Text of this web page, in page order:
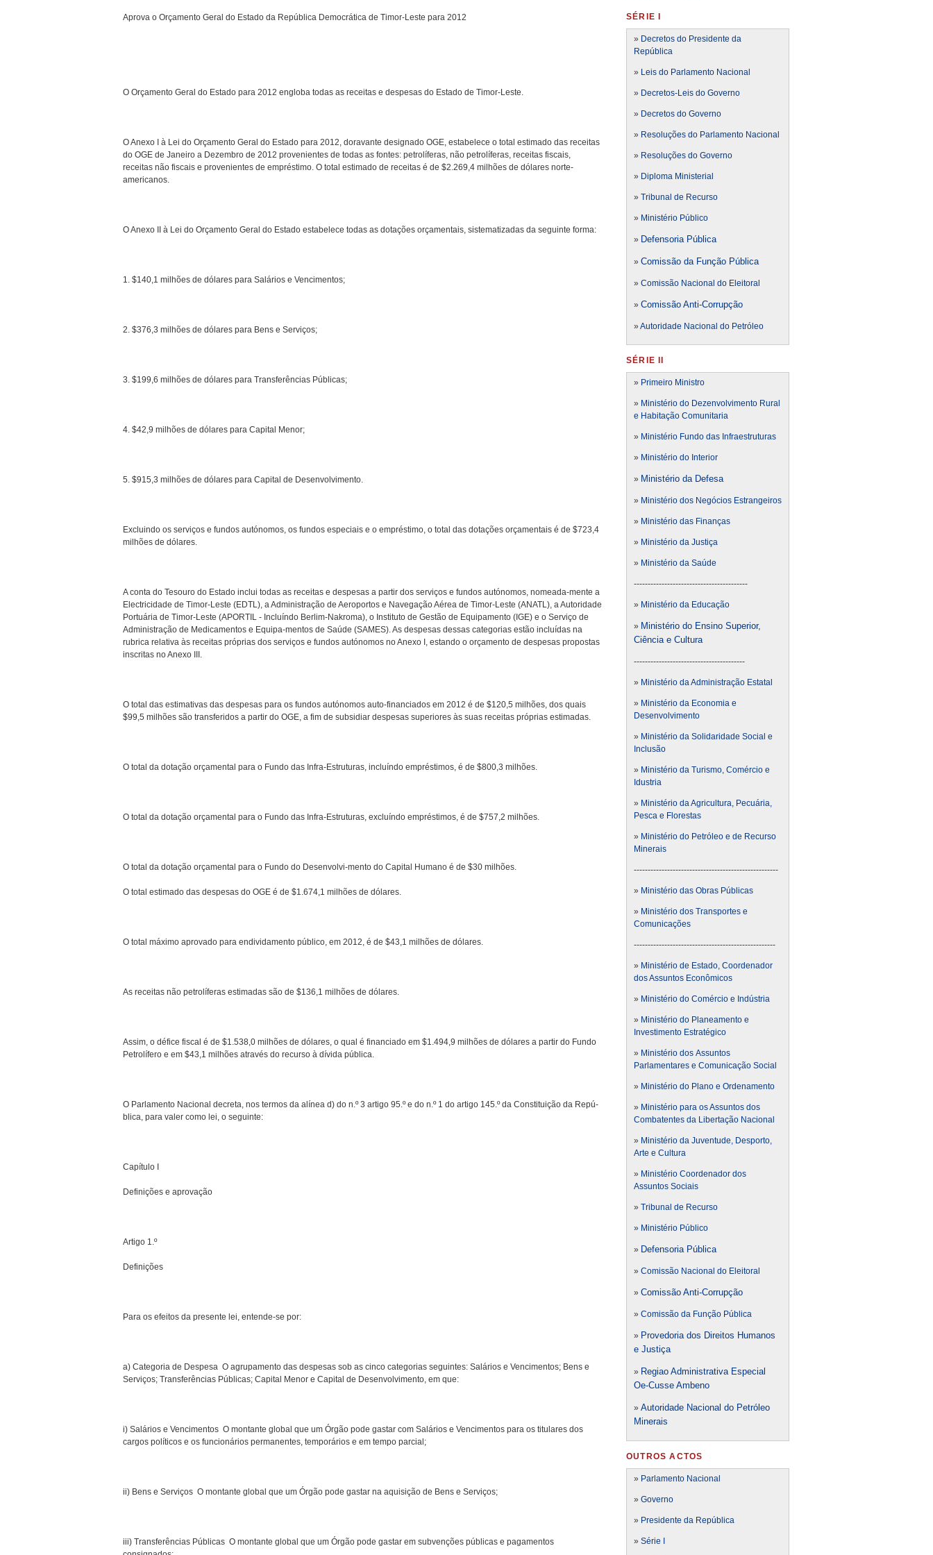
Aprova o Orçamento Geral do Estado da República Democrática de Timor-Leste para 2012
O Orçamento Geral do Estado para 2012 engloba todas as receitas e despesas do Estado de Timor-Leste.
O Anexo I à Lei do Orçamento Geral do Estado para 2012, doravante designado OGE, estabelece o total estimado das receitas
do OGE de Janeiro a Dezembro de 2012 provenientes de todas as fontes: petrolíferas, não petrolíferas, receitas fiscais,
receitas não fiscais e provenientes de empréstimo. O total estimado de receitas é de $2.269,4 milhões de dólares norte-
americanos.
O Anexo II à Lei do Orçamento Geral do Estado estabelece todas as dotações orçamentais, sistematizadas da seguinte forma:
1. $140,1 milhões de dólares para Salários e Vencimentos;
2. $376,3 milhões de dólares para Bens e Serviços;
3. $199,6 milhões de dólares para Transferências Públicas;
4. $42,9 milhões de dólares para Capital Menor;
5. $915,3 milhões de dólares para Capital de Desenvolvimento.
Excluindo os serviços e fundos autónomos, os fundos especiais e o empréstimo, o total das dotações orçamentais é de $723,4
milhões de dólares.
A conta do Tesouro do Estado inclui todas as receitas e despesas a partir dos serviços e fundos autónomos, nomeada-mente a
Electricidade de Timor-Leste (EDTL), a Administração de Aeroportos e Navegação Aérea de Timor-Leste (ANATL), a Autoridade
Portuária de Timor-Leste (APORTIL - Incluíndo Berlim-Nakroma), o Instituto de Gestão de Equipamento (IGE) e o Serviço de
Administração de Medicamentos e Equipa-mentos de Saúde (SAMES). As despesas dessas categorias estão incluídas na
rubrica relativa às receitas próprias dos serviços e fundos autónomos no Anexo I, estando o orçamento de despesas propostas
inscritas no Anexo III.
O total das estimativas das despesas para os fundos autónomos auto-financiados em 2012 é de $120,5 milhões, dos quais
$99,5 milhões são transferidos a partir do OGE, a fim de subsidiar despesas superiores às suas receitas próprias estimadas.
O total da dotação orçamental para o Fundo das Infra-Estruturas, incluíndo empréstimos, é de $800,3 milhões.
O total da dotação orçamental para o Fundo das Infra-Estruturas, excluíndo empréstimos, é de $757,2 milhões.
O total da dotação orçamental para o Fundo do Desenvolvi-mento do Capital Humano é de $30 milhões.
O total estimado das despesas do OGE é de $1.674,1 milhões de dólares.
O total máximo aprovado para endividamento público, em 2012, é de $43,1 milhões de dólares.
As receitas não petrolíferas estimadas são de $136,1 milhões de dólares.
Assim, o défice fiscal é de $1.538,0 milhões de dólares, o qual é financiado em $1.494,9 milhões de dólares a partir do Fundo
Petrolífero e em $43,1 milhões através do recurso à dívida pública.
O Parlamento Nacional decreta, nos termos da alínea d) do n.º 3 artigo 95.º e do n.º 1 do artigo 145.º da Constituição da Repú-
blica, para valer como lei, o seguinte:
Capítulo I
Definições e aprovação
Artigo 1.º
Definições
Para os efeitos da presente lei, entende-se por:
a) Categoria de Despesa  O agrupamento das despesas sob as cinco categorias seguintes: Salários e Vencimentos; Bens e
Serviços; Transferências Públicas; Capital Menor e Capital de Desenvolvimento, em que:
i) Salários e Vencimentos  O montante global que um Órgão pode gastar com Salários e Vencimentos para os titulares dos
cargos políticos e os funcionários permanentes, temporários e em tempo parcial;
ii) Bens e Serviços  O montante global que um Órgão pode gastar na aquisição de Bens e Serviços;
iii) Transferências Públicas  O montante global que um Órgão pode gastar em subvenções públicas e pagamentos
SÉRIE I
» Decretos do Presidente da
República
» Leis do Parlamento Nacional
» Decretos-Leis do Governo
» Decretos do Governo
» Resoluções do Parlamento Nacional
» Resoluções do Governo
» Diploma Ministerial
» Tribunal de Recurso
» Ministério Público
» Defensoria Pública
» Comissão da Função Pública
» Comissão Nacional do Eleitoral
» Comissão Anti-Corrupção
» Autoridade Nacional do Petróleo
SÉRIE II
» Primeiro Ministro
» Ministério do Dezenvolvimento Rural
e Habitação Comunitaria
» Ministério Fundo das Infraestruturas
» Ministério do Interior
» Ministério da Defesa
» Ministério dos Negócios Estrangeiros
» Ministério das Finanças
» Ministério da Justiça
» Ministério da Saúde
-----------------------------------------
» Ministério da Educação
» Ministério do Ensino Superior,
Ciência e Cultura
----------------------------------------
» Ministério da Administração Estatal
» Ministério da Economia e
Desenvolvimento
» Ministério da Solidaridade Social e
Inclusão
» Ministério da Turismo, Comércio e
Idustria
» Ministério da Agricultura, Pecuária,
Pesca e Florestas
» Ministério do Petróleo e de Recurso
Minerais
----------------------------------------------------
» Ministério das Obras Públicas
» Ministério dos Transportes e
Comunicações
---------------------------------------------------
» Ministério de Estado, Coordenador
dos Assuntos Econômicos
» Ministério do Comércio e Indústria
» Ministério do Planeamento e
Investimento Estratégico
» Ministério dos Assuntos
Parlamentares e Comunicação Social
» Ministério do Plano e Ordenamento
» Ministério para os Assuntos dos
Combatentes da Libertação Nacional
» Ministério da Juventude, Desporto,
Arte e Cultura
» Ministério Coordenador dos
Assuntos Sociais
» Tribunal de Recurso
» Ministério Público
» Defensoria Pública
» Comissão Nacional do Eleitoral
» Comissão Anti-Corrupção
» Comissão da Função Pública
» Provedoria dos Direitos Humanos
e Justiça
» Regiao Administrativa Especial
Oe-Cusse Ambeno
» Autoridade Nacional do Petróleo
Minerais
OUTROS ACTOS
» Parlamento Nacional
» Governo
» Presidente da República
» Série I